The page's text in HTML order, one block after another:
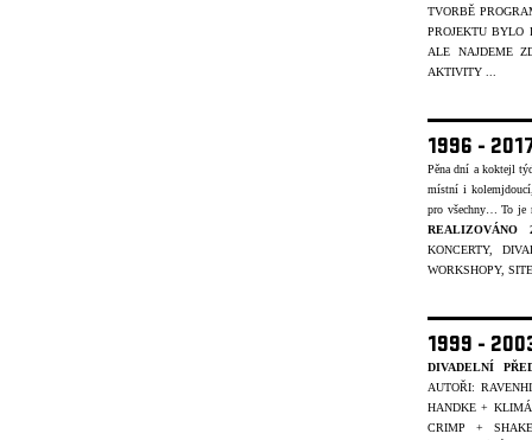
TVORBĚ
PROJEKTU BYLO
ALE NAJDEME
AKTIVITY ...
1996 -
Pěna dní a koktejl
místní i
pro všechny… To je
REALIZOVÁNO
KONCERTY,
WORKSHOPY,
1999 -
DIVADELNÍ
AUTOŘI:
HANDKE +
CRIMP +